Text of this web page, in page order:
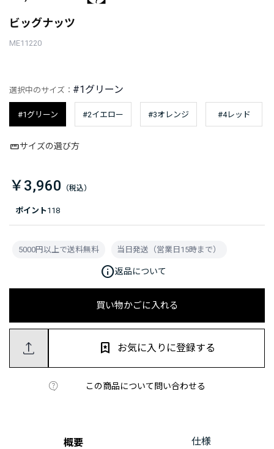
ビッグナッツ
ME11220
ポイント118
選択中のサイズ： #1グリーン
#1グリーン #2イエロー #3オレンジ #4レッド
サイズの選び方
￥3,960
買い物かごに入れる
この商品について問い合わせる
お気に入りに登録する
5000円以上で送料無料 当日発送（営業日15時まで）
info返品について
概要 仕様